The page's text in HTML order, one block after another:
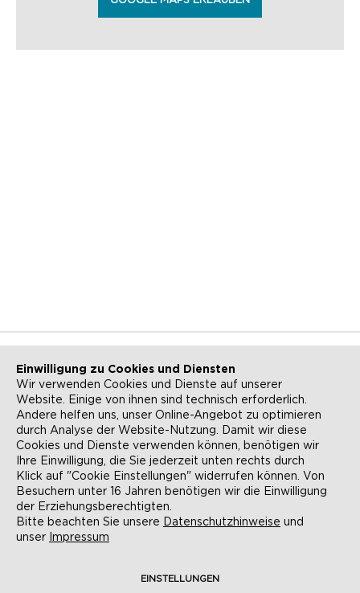
NEWSLETTER KONTAKT
ANFAHRT BARRIEREFREIHEIT
SUCHE AGB
DATENSCHUTZ
COOKIE-EINSTELLUNGEN
Einwilligung zu Cookies und Diensten
Wir verwenden Cookies und Dienste auf unserer
Website. Einige von ihnen sind technisch erforderlich.
Andere helfen uns, unser Online-Angebot zu optimieren
durch Analyse der Website-Nutzung. Damit wir diese
Cookies und Dienste verwenden können, benötigen wir
Ihre Einwilligung, die Sie jederzeit unten rechts durch
Klick auf "Cookie Einstellungen" widerrufen können. Von
Besuchern unter 16 Jahren benötigen wir die Einwilligung
der Erziehungsberechtigten.
Bitte beachten Sie unsere Datenschutzhinweise und
unser Impressum
EINSTELLUNGEN